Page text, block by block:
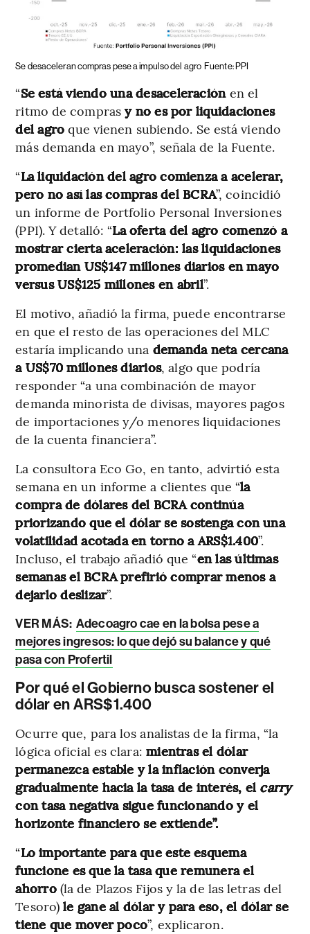
Se desaceleran compras pese a impulso del agro Fuente: PPI
“Se está viendo una desaceleraciónen el
ritmo de comprasy no es por liquidaciones
del agro que vienen subiendo. Se está viendo
más demanda en mayo”, señala de la Fuente.
“La liquidación del agro comienza a acelerar,
pero no así las compras del BCRA”, coincidió
un informe de Portfolio Personal Inversiones
(PPI). Y detalló: “La oferta del agro comenzó a
mostrar cierta aceleración: las liquidaciones
promedian US$147 millones diarios en mayo
versus US$125 millones en abril”.
El motivo, añadió la firma, puede encontrarse
en que el resto de las operaciones del MLC
estaría implicando una demanda neta cercana
a US$70 millones diarios, algo que podría
responder “a una combinación de mayor
demanda minorista de divisas, mayores pagos
de importaciones y/o menores liquidaciones
de la cuenta financiera”.
La consultora Eco Go, en tanto, advirtió esta
semana en un informe a clientes que “la
compra de dólares del BCRA continúa
priorizando que el dólar se sostenga con una
volatilidad acotada en torno a ARS$1.400”.
Incluso, el trabajo añadió que “en las últimas
semanas el BCRA prefirió comprar menos a
dejarlo deslizar”.
VER MÁS: Adecoagro cae en la bolsa pese a
mejores ingresos: lo que dejó su balance y qué
pasa con Profertil
Por qué el Gobierno busca sostener el
dólar en ARS$1.400
Ocurre que, para los analistas de la firma, “la
lógica oficial es clara: mientras el dólar
permanezca estable y la inflación converja
gradualmente hacia la tasa de interés, el carry
con tasa negativa sigue funcionando y el
horizonte financiero se extiende”.
“Lo importante para que este esquema
funcione es que la tasa que remunera el
ahorro(la de Plazos Fijos y la de las letras del
Tesoro)le gane al dólar y para eso, el dólar se
tiene que mover poco”, explicaron.